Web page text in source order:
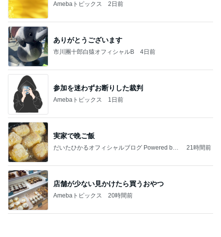
Amebaトピックス 2日前
ありがとうございます
市川團十郎白猿オフィシャルB 4日前
参加を迷わずお断りした裁判
Amebaトピックス 1日前
実家で晩ご飯
だいたひかるオフィシャルブログ Powered by
21時間前
店舗が少ない見かけたら買うおやつ
Amebaトピックス 20時間前